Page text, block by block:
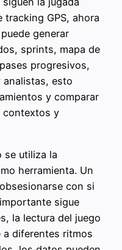
GPS, ahora
generar
sprints, mapa de
progresivos,
analistas, esto
y comparar
contextos y
se utiliza la
herramienta. Un
con si
sigue
la lectura del juego
a diferentes ritmos